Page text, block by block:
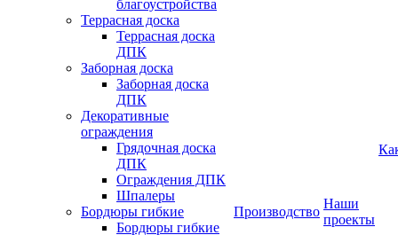
благоустройства
Террасная доска
Террасная доска
ДПК
Заборная доска
Заборная доска
ДПК
Декоративные
ограждения
Грядочная доска
ДПК
Ограждения ДПК
Шпалеры
Бордюры гибкие
Бордюры гибкие
Производство
Наши
проекты